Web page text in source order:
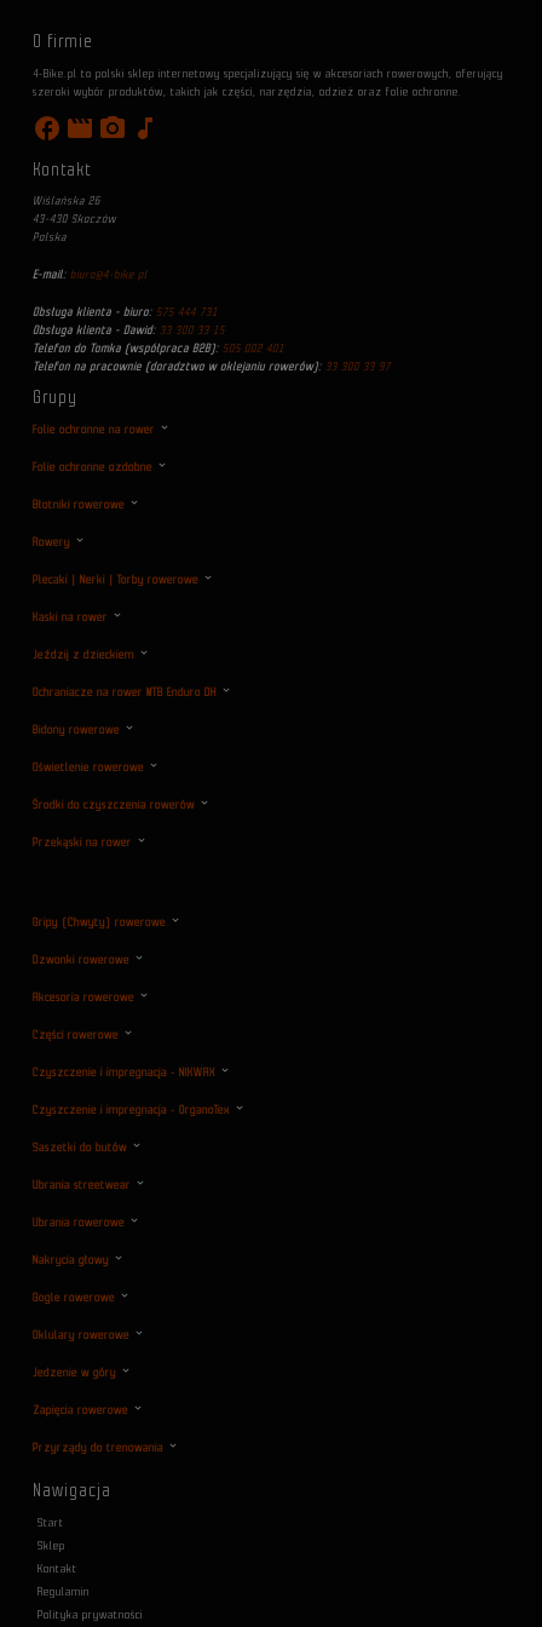
O firmie
4-Bike.pl to polski sklep internetowy specjalizujący się w akcesoriach rowerowych, oferujący
szeroki wybór produktów, takich jak części, narzędzia, odzież oraz folie ochronne.
facebook movie photo_camera music_note
Kontakt
Wiślańska 26
43-430 Skoczów
Polska
E-mail: biuro@4-bike.pl
Obsługa klienta - biuro: 575 444 731
Obsługa klienta - Dawid: 33 300 33 15
Telefon do Tomka (współpraca B2B): 505 002 401
Telefon na pracownie (doradztwo w oklejaniu rowerów): 33 300 33 97
Grupy
Folie ochronne na rower
Folie ochronne ozdobne
Błotniki rowerowe
Rowery
Plecaki | Nerki | Torby rowerowe
Kaski na rower
Jeździj z dzieckiem
Ochraniacze na rower MTB Enduro DH
Bidony rowerowe
Oświetlenie rowerowe
Środki do czyszczenia rowerów
Przekąski na rower
Gripy (Chwyty) rowerowe
Dzwonki rowerowe
Akcesoria rowerowe
Części rowerowe
Czyszczenie i impregnacja - NIKWAX
Czyszczenie i impregnacja - OrganoTex
Saszetki do butów
Ubrania streetwear
Ubrania rowerowe
Nakrycia głowy
Gogle rowerowe
Oklulary rowerowe
Jedzenie w góry
Zapięcia rowerowe
Przyrządy do trenowania
Nawigacja
Start
Sklep
Kontakt
Regulamin
Polityka prywatności